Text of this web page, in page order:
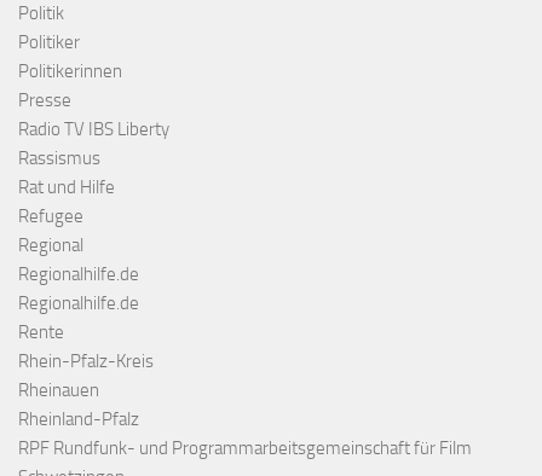
Politik
Politiker
Politikerinnen
Presse
Radio TV IBS Liberty
Rassismus
Rat und Hilfe
Refugee
Regional
Regionalhilfe.de
Regionalhilfe.de
Rente
Rhein-Pfalz-Kreis
Rheinauen
Rheinland-Pfalz
RPF Rundfunk- und Programmarbeitsgemeinschaft für Film